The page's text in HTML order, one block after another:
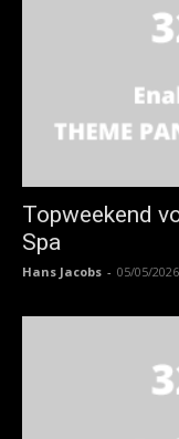
Topweekend
Spa
Hans Jacobs - 05/05/2026